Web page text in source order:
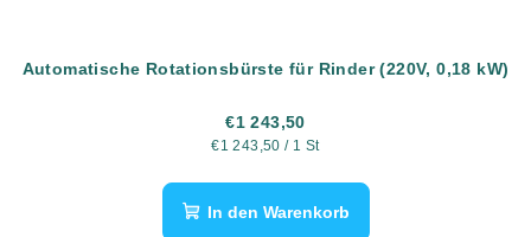
Automatische Rotationsbürste für Rinder (220V, 0,18 kW)
€1 243,50
Verkaufspreis:
€1 243,50 / 1 St
In den Warenkorb